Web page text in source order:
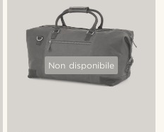
Non disponibile